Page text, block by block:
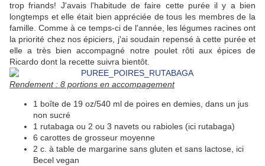
trop friands! J'avais l'habitude de faire cette purée il y a bien
longtemps et elle était bien appréciée de tous les membres de la
famille. Comme à ce temps-ci de l'année, les légumes racines ont
la priorité chez nos épiciers, j'ai soudain repensé à cette purée et
elle a très bien accompagné notre poulet rôti aux épices de
Ricardo dont la recette suivra bientôt.
Rendement : 8 portions en accompagement
1 boîte de 19 oz/540 ml de poires en demies, dans un jus
non sucré
1 rutabaga ou 2 ou 3 navets ou rabioles (ici rutabaga)
6 carottes de grosseur moyenne
2 c. à table de margarine sans gluten et sans lactose, ici
Becel vegan